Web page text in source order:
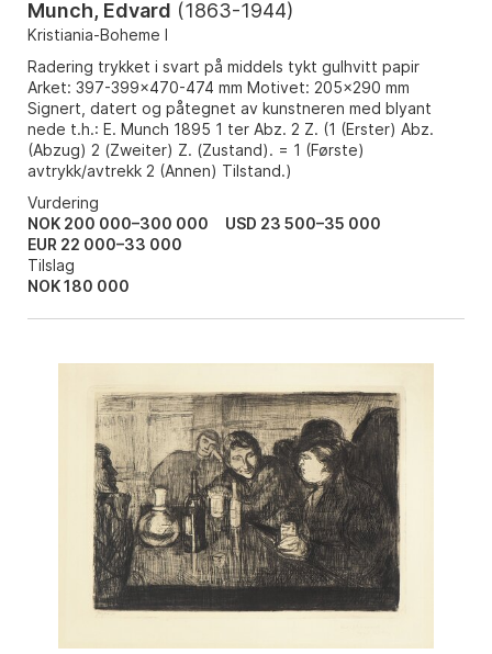
Munch, Edvard (1863-1944)
Kristiania-Boheme I
Radering trykket i svart på middels tykt gulhvitt papir
Arket: 397-399x470-474 mm Motivet: 205x290 mm
Signert, datert og påtegnet av kunstneren med blyant
nede t.h.: E. Munch 1895 1 ter Abz. 2 Z. (1 (Erster) Abz.
(Abzug) 2 (Zweiter) Z. (Zustand). = 1 (Første)
avtrykk/avtrekk 2 (Annen) Tilstand.)
Vurdering
NOK 200 000–300 000
USD 23 500–35 000
EUR 22 000–33 000
Tilslag
NOK180 000